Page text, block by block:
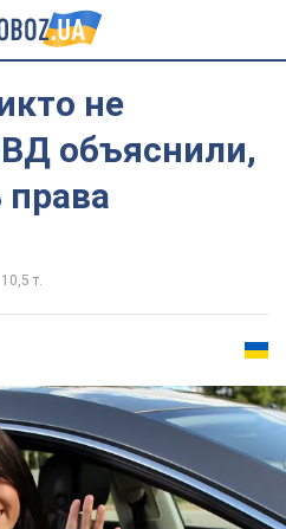
не
объяснили,
права
10,5 т.